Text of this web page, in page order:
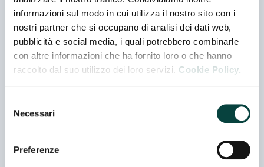
informazioni sul modo in cui utilizza il nostro sito con i
nostri partner che si occupano di analisi dei dati web,
pubblicità e social media, i quali potrebbero combinarle
con altre informazioni che ha fornito loro o che hanno
raccolto dal suo utilizzo dei loro servizi. Cookie Policy.
delNecessari
Preferenze
ACETAIA I SOLAI
Padiglione 06 - Stand A 046
Co-espositore
ACETAIA LEONARDI SRL